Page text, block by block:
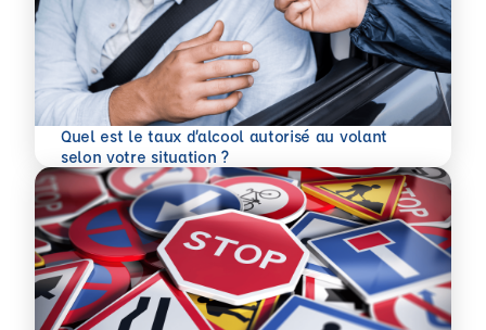
Quel est le taux d’alcool autorisé au volant
selon votre situation ?
En savoir plus